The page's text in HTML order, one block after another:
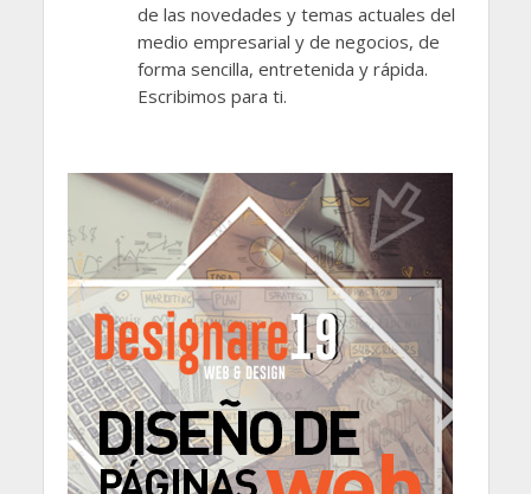
de las novedades y temas actuales del
medio empresarial y de negocios, de
forma sencilla, entretenida y rápida.
Escribimos para ti.